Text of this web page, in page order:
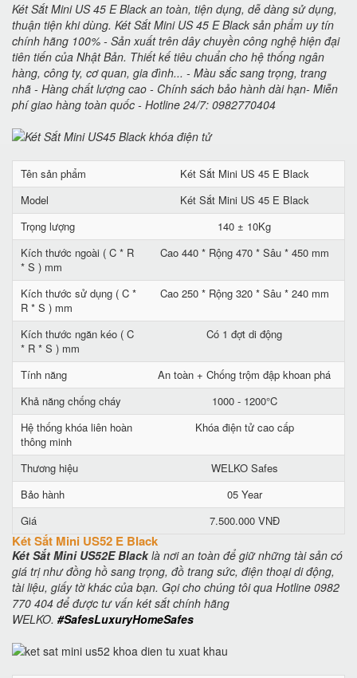
Két Sắt Mini US 45 E Black an toàn, tiện dụng, dễ dàng sử dụng,
thuận tiện khi dùng. Két Sắt Mini US 45 E Black sản phẩm uy tín
chính hãng 100% - Sản xuất trên dây chuyền công nghệ hiện đại
tiên tiến của Nhật Bản. Thiết kế tiêu chuẩn cho hệ thống ngân
hàng, công ty, cơ quan, gia đình... - Màu sắc sang trọng, trang
nhã - Hàng chất lượng cao - Chính sách bảo hành dài hạn- Miễn
phí giao hàng toàn quốc - Hotline 24/7: 0982770404
Tên sản phẩm
Két Sắt Mini US 45 E Black
Model
Két Sắt Mini US 45 E Black
Trọng lượng
140 ± 10Kg
Kích thước ngoài ( C * R
* S ) mm
Cao 440 * Rộng 470 * Sâu * 450 mm
Kích thước sử dụng ( C *
R * S ) mm
Cao 250 * Rộng 320 * Sâu * 240 mm
Kích thước ngăn kéo ( C
* R * S ) mm
Có 1 đợt di động
Tính năng
An toàn + Chống trộm đập khoan phá
Khả năng chống cháy
1000 - 1200°C
Hệ thống khóa liên hoàn
thông minh
Khóa điện tử cao cấp
Thương hiệu
WELKO Safes
Bảo hành
05 Year
Giá
7.500.000 VNĐ
Két Sắt Mini US52 E Black
Két Sắt Mini US52E Blacklà nơi an toàn để giữ những tài sản có
giá trị như đồng hồ sang trọng, đồ trang sức, điện thoại di động,
tài liệu, giấy tờ khác của bạn. Gọi cho chúng tôi qua Hotline 0982
770 404 để được tư vấn két sắt chính hãng
WELKO. #SafesLuxuryHomeSafes